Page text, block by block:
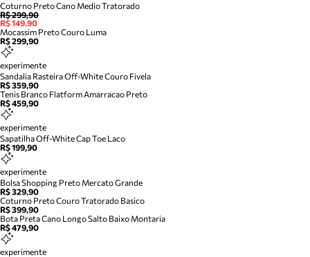
Coturno Preto Cano Medio Tratorado
R$ 299,90
R$ 149,90
Mocassim Preto Couro Luma
R$ 299,90
experimente
Sandalia Rasteira Off-White Couro Fivela
R$ 359,90
Tenis Branco Flatform Amarracao Preto
R$ 459,90
experimente
Sapatilha Off-White Cap Toe Laco
R$ 199,90
experimente
Bolsa Shopping Preto Mercato Grande
R$ 329,90
Coturno Preto Couro Tratorado Basico
R$ 399,90
Bota Preta Cano Longo Salto Baixo Montaria
R$ 479,90
experimente